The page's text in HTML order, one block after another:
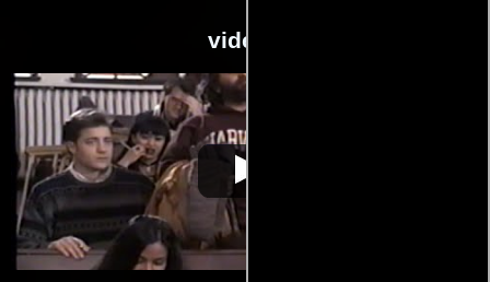
videos
Con honoresVideo de la película Con honores